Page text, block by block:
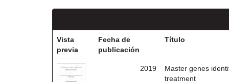
Vista
previa
Fecha de
publicación
Título
2019
Master genes
treatment